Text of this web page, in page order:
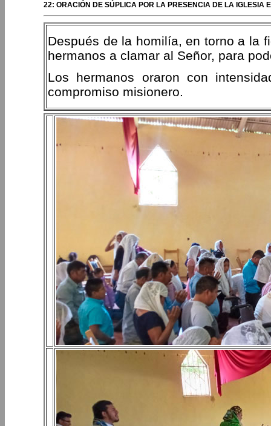
22: ORACIÓN DE SÚPLICA POR LA PRESENCIA DE LA IGLESIA
Después de la homilía, en torno a la
hermanos a clamar al Señor, para
Los hermanos oraron con
compromiso misionero.